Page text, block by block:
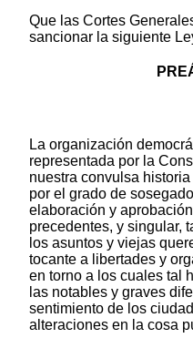
Que las Cortes
sancionar la siguiente
La organización
representada por la
nuestra convulsa
por el grado de
elaboración y
precedentes, y singular,
los asuntos y viejas
tocante a libertades y
en torno a los cuales tal
las notables y graves
sentimiento de los
alteraciones en la cosa